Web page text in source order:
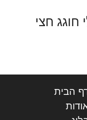
חוגג חצי
הבית